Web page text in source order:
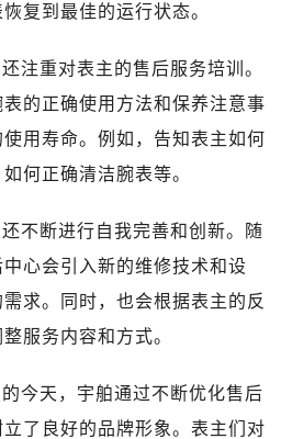
陕西省渭南市临渭区东风大街宇舶售后服务中心（需提前预约）
陕西省咸阳市秦都区沣西新城统一西路与白马河路交汇处宇舶售后服务中心（需提前预约）
新疆维吾尔自治区阿克苏市东大街宇舶售后服务中心（需提前预约）
新疆维吾尔自治区阿拉尔市胜利大道宇舶售后服务中心（需提前预约）
新疆维吾尔自治区阿拉山口市友好路宇舶售后服务中心（需提前预约）
新疆维吾尔自治区白杨市军垦路宇舶售后服务中心（需提前预约）
新疆维吾尔自治区北屯市团结路宇舶售后服务中心（需提前预约）
复到最佳的运行状态。
注重对表主的售后服务培训。
的正确使用方法和保养注意事
用寿命。例如，告知表主如何
何正确清洁腕表等。
不断进行自我完善和创新。随
心会引入新的维修技术和设
求。同时，也会根据表主的反
服务内容和方式。
今天，宇舶通过不断优化售后
了良好的品牌形象。表主们对